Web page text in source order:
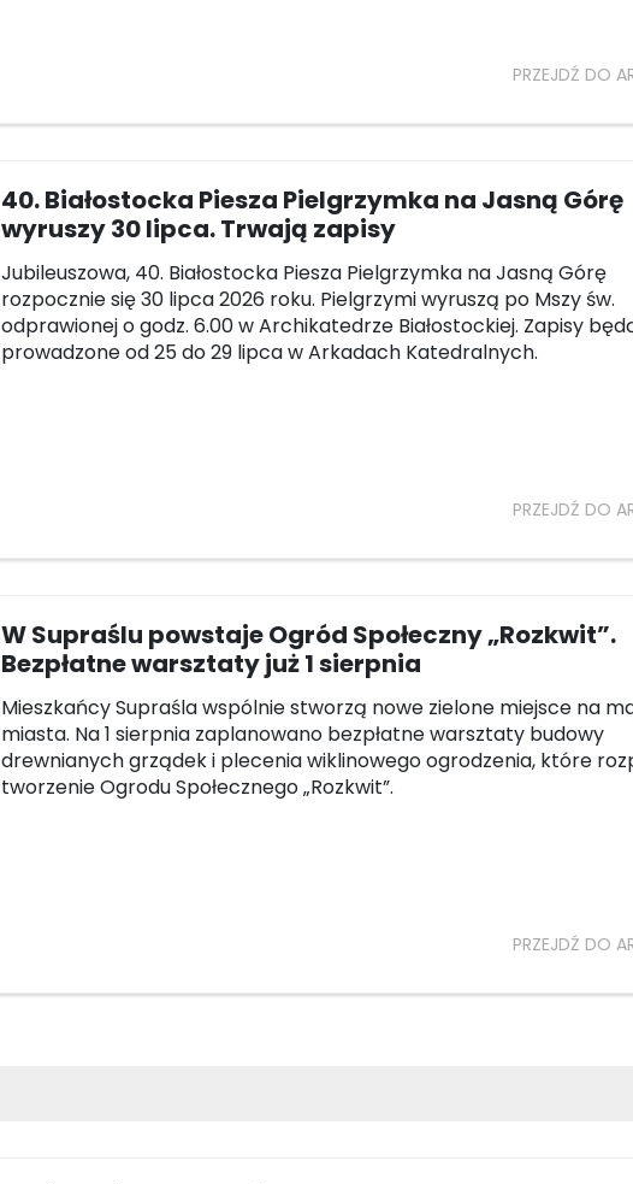
PRZEJDŹ DO
40. Białostocka Piesza Pielgrzymka na Jasną Górę
wyruszy 30 lipca. Trwają zapisy
Jubileuszowa, 40. Białostocka Piesza Pielgrzymka na Jasną Górę
rozpocznie się 30 lipca 2026 roku. Pielgrzymi wyruszą po Mszy św.
odprawionej o godz. 6.00 w Archikatedrze Białostockiej. Zapisy
prowadzone od 25 do 29 lipca w Arkadach Katedralnych.
PRZEJDŹ DO
W Supraślu powstaje Ogród Społeczny „Rozkwit”.
Bezpłatne warsztaty już 1 sierpnia
Mieszkańcy Supraśla wspólnie stworzą nowe zielone miejsce na
miasta. Na 1 sierpnia zaplanowano bezpłatne warsztaty budowy
drewnianych grządek i plecenia wiklinowego ogrodzenia, które
tworzenie Ogrodu Społecznego „Rozkwit”.
PRZEJDŹ DO